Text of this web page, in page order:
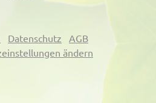
Datenschutz
AGB
ändern